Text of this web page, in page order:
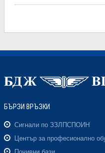
БЪРЗИ ВРЪЗКИ
Сигнали по ЗЗЛПСПОИН
Център за професионално